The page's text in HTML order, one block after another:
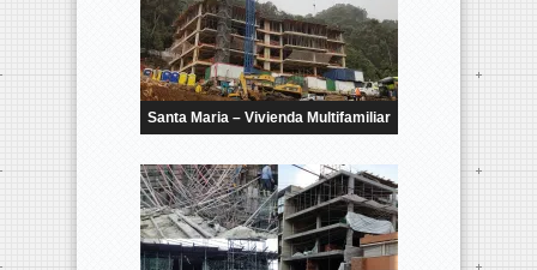
Santa Maria – Vivienda Multifamiliar